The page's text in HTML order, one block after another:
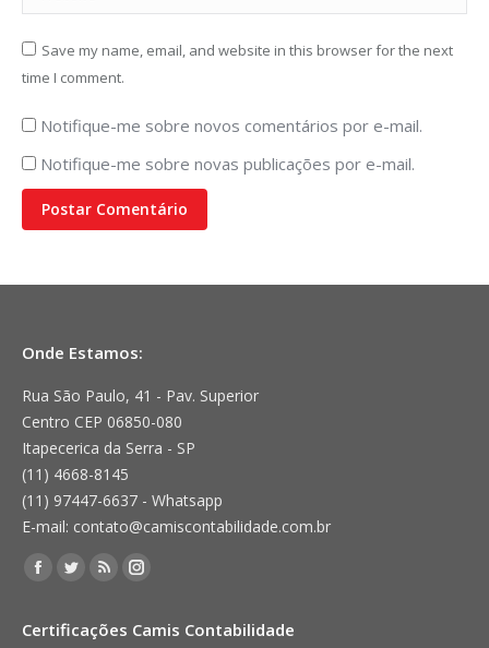
Save my name, email, and website in this browser for the next
time I comment.
Notifique-me sobre novos comentários por e-mail.
Notifique-me sobre novas publicações por e-mail.
Postar Comentário
Onde Estamos:
Rua São Paulo, 41 - Pav. Superior
Centro CEP 06850-080
Itapecerica da Serra - SP
(11) 4668-8145
(11) 97447-6637 - Whatsapp
E-mail: contato@camiscontabilidade.com.br
Encontre-nos em:
Facebook
opens
Twitter
opens
Rss
opens
Instagram
opens
Certificações Camis Contabilidade